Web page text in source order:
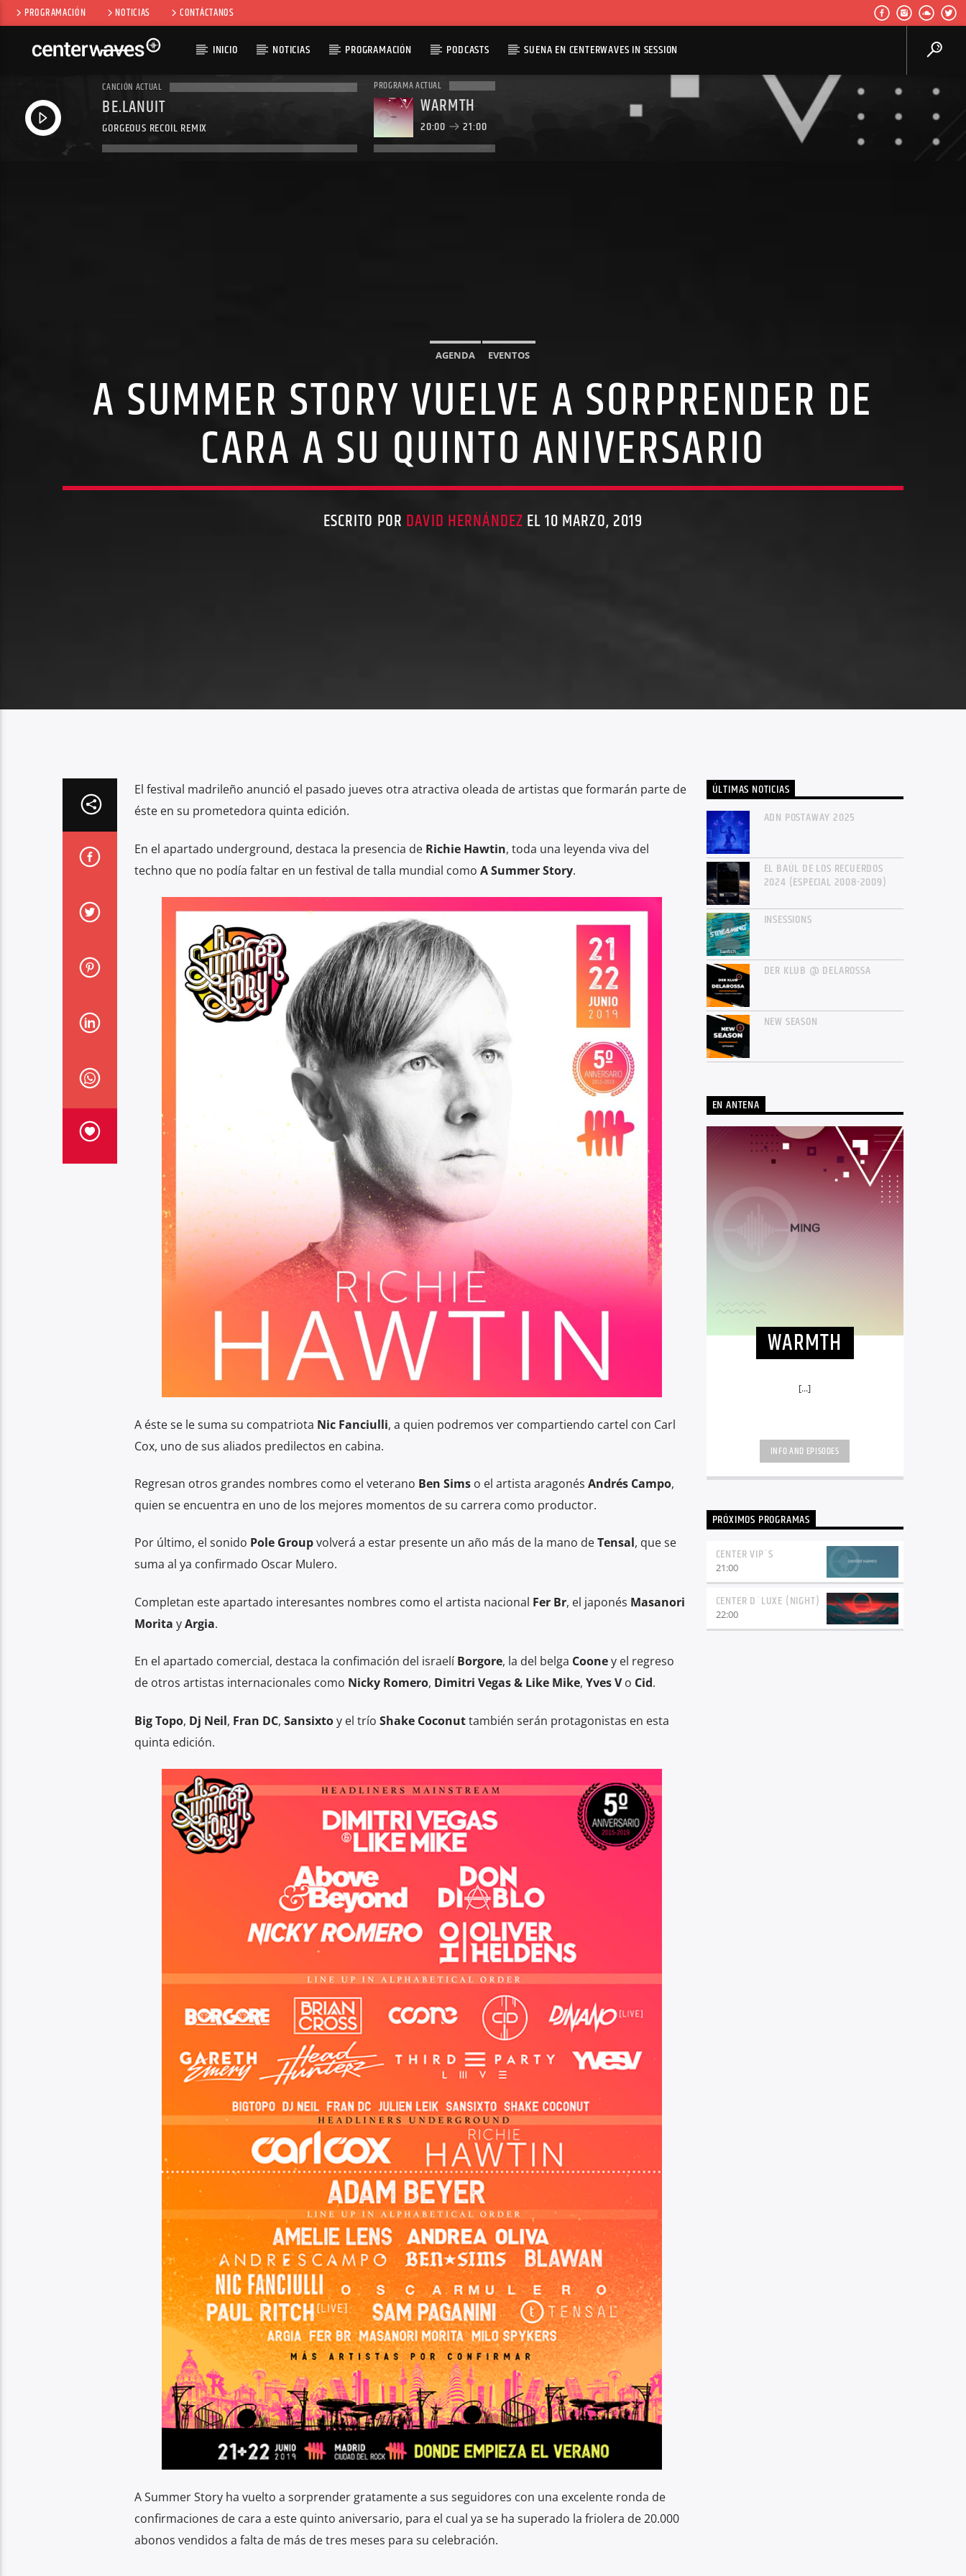
PROGRAMACIÓN NOTICIAS CONTÁCTANOS
INICIO NOTICIAS PROGRAMACIÓN PODCASTS SUENA EN CENTERWAVES IN SESSION
CANCIÓN ACTUAL
BE.LANUIT
GORGEOUS RECOIL REMIX
PROGRAMA ACTUAL
WARMTH
20:00 21:00
AGENDA EVENTOS
A SUMMER STORY VUELVE A SORPRENDER DE
CARA A SU QUINTO ANIVERSARIO
ESCRITO POR DAVID HERNÁNDEZ EL 10 MARZO, 2019
El festival madrileño anunció el pasado jueves otra atractiva oleada de artistas que formarán parte de
éste en su prometedora quinta edición.
En el apartado underground, destaca la presencia de Richie Hawtin, toda una leyenda viva del
techno que no podía faltar en un festival de talla mundial como A Summer Story.
A éste se le suma su compatriota Nic Fanciulli, a quien podremos ver compartiendo cartel con Carl
Cox, uno de sus aliados predilectos en cabina.
Regresan otros grandes nombres como el veterano Ben Simso el artista aragonés Andrés Campo,
quien se encuentra en uno de los mejores momentos de su carrera como productor.
Por último, el sonido Pole Groupvolverá a estar presente un año más de la mano deTensal, que se
suma al ya confirmado Oscar Mulero.
Completan este apartado interesantes nombres como el artista nacional Fer Br, el japonés Masanori
Morita yArgia.
En el apartado comercial, destaca la confimación del israelíBorgore, la del belga Cooney el regreso
de otros artistas internacionales como Nicky Romero, Dimitri Vegas & Like Mike, Yves Vo Cid.
Big Topo, Dj Neil, Fran DC, Sansixtoy el trío Shake Coconuttambién serán protagonistas en esta
quinta edición.
A Summer Story ha vuelto a sorprender gratamente a sus seguidores con una excelente ronda de
confirmaciones de cara a este quinto aniversario, para el cual ya se ha superado la friolera de 20.000
abonos vendidos a falta de más de tres meses para su celebración.
ÚLTIMAS NOTICIAS
ADN POSTAWAY 2025
EL BAÚL DE LOS RECUERDOS
2024 (ESPECIAL 2008-2009)
INSESSIONS
DER KLUB @ DELAROSSA
NEW SEASON
EN ANTENA
WARMTH
[...]
INFO AND EPISODES
PRÓXIMOS PROGRAMAS
CENTER VIP´S
21:00
CENTER D´LUXE (NIGHT)
22:00